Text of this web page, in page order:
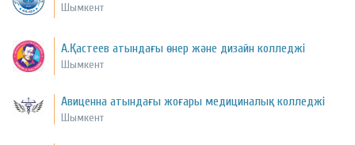
Шымкент
А.Қастеев атындағы өнер және дизайн колледжі
Шымкент
Авиценна атындағы жоғары медициналық колледжі
Шымкент